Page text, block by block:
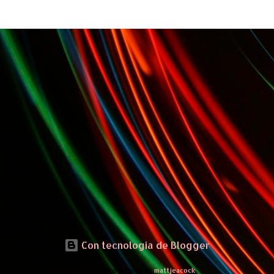
Con tecnología de Blogger
Imágenes del tema demattjeacock